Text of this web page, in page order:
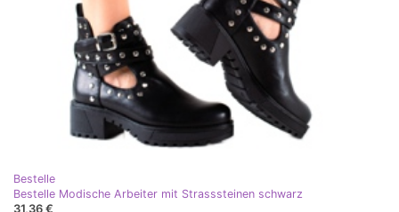
Bestelle
Bestelle Modische Arbeiter mit Strasssteinen schwarz
31,36 €